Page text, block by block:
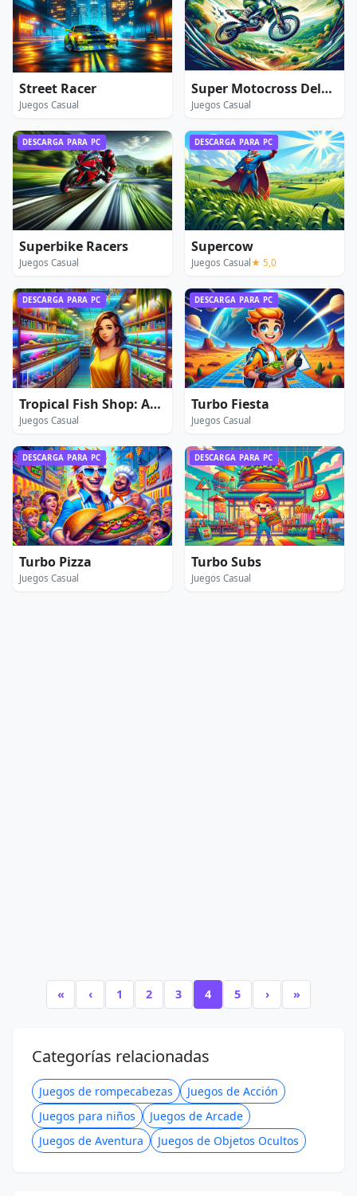
Street Racer
Juegos Casual
Super Motocross Deluxe
Juegos Casual
DESCARGA PARA PC
Superbike Racers
Juegos Casual
DESCARGA PARA PC
Supercow
Juegos Casual★ 5,0
DESCARGA PARA PC
Tropical Fish Shop: Annabel's Adventure
Juegos Casual
DESCARGA PARA PC
Turbo Fiesta
Juegos Casual
DESCARGA PARA PC
Turbo Pizza
Juegos Casual
DESCARGA PARA PC
Turbo Subs
Juegos Casual
« ‹ 1 2 3 4 5 › »
Categorías relacionadas
Juegos de rompecabezas
Juegos de Acción
Juegos para niños
Juegos de Arcade
Juegos de Aventura
Juegos de Objetos Ocultos